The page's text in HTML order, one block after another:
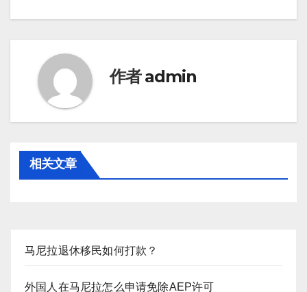
作者admin
相关文章
马尼拉退休移民如何打款？
外国人在马尼拉怎么申请免除AEP许可